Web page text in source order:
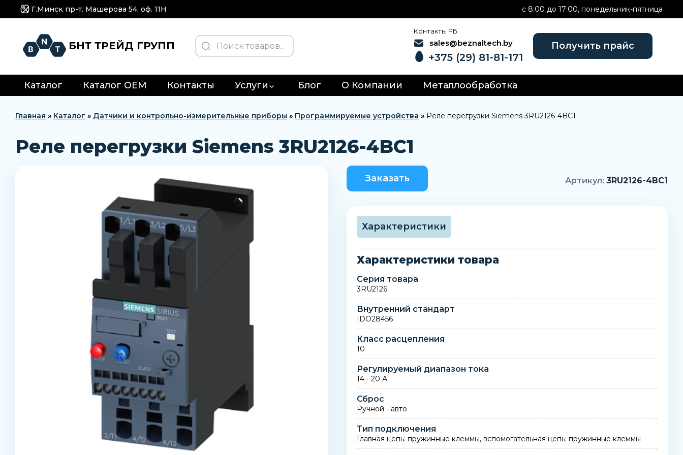
Г.Минск пр-т. Машерова 54, оф. 11H c 8:00 до 17:00, понедельник-пятница
БНТ ТРЕЙД ГРУПП
Контакты РБ
sales@beznaltech.by
+375 (29) 81-81-171
Получить прайс
Каталог Каталог OEM Контакты Услуги Блог О Компании Металлообработка
Главная » Каталог » Датчики и контрольно-измерительные приборы » Программируемые устройства » Реле перегрузки Siemens 3RU2126-4BC1
Реле перегрузки Siemens 3RU2126-4BC1
Заказать Артикул: 3RU2126-4BC1
Характеристики
Характеристики товара
Серия товара
3RU2126
Внутренний стандарт
IDO28456
Класс расцепления
10
Регулируемый диапазон тока
14 - 20 А
Сброс
Ручной - авто
Тип подключения
Главная цепь: пружинные клеммы, вспомогательная цепь: пружинные клеммы